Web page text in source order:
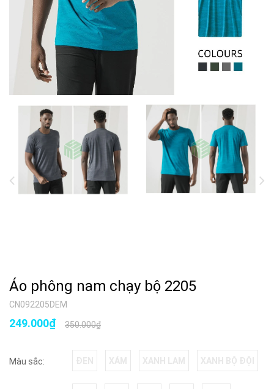
Áo phông nam chạy bộ 2205
CN092205DEM
350.000₫
249.000₫
Màu sắc: